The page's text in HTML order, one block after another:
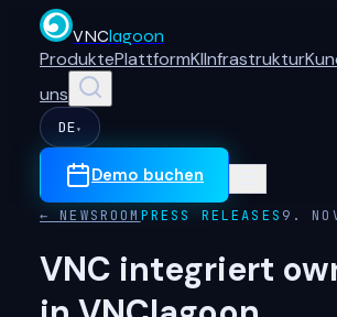
VNClagoon
ProduktePlattformKIInfrastruktur
uns
DE ▾
Demo buchen
← NEWSROOM PRESS RELEASES 9.
VNC integriert